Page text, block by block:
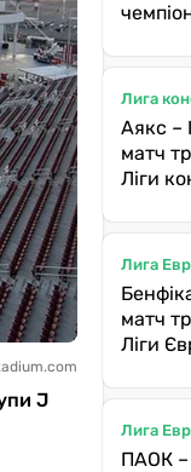
J
Лига
Аякс –
матч
Ліги
Лига
матч
Ліги
Лига
ПАОК –